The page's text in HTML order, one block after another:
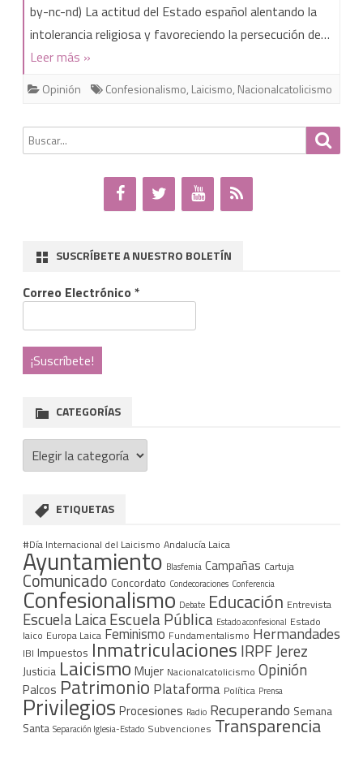
de
España
atónita
al
revival
nacionalcatolicismo
país
by-nc-nd) La actitud del Estado español alentando la
intolerancia religiosa y favoreciendo la persecución de…
Leer más »
Opinión Confesionalismo, Laicismo, Nacionalcatolicismo
Buscar
por:
SUSCRÍBETE A NUESTRO BOLETÍN
Correo Electrónico *
CATEGORÍAS
Categorías
ETIQUETAS
#Día Internacional del Laicismo Andalucía Laica
Ayuntamiento Blasfemia Campañas Cartuja
Comunicado Concordato Condecoraciones Conferencia
Confesionalismo Debate Educación Entrevista
Escuela LaicaEscuela Pública Estado aconfesional Estado
laico Europa Laica Feminismo Fundamentalismo Hermandades
IBI Impuestos Inmatriculaciones IRPFJerez
Justicia Laicismo Mujer Nacionalcatolicismo Opinión
Palcos Patrimonio Plataforma Política Prensa
Privilegios Procesiones Radio Recuperando Semana
Santa Separación Iglesia-Estado Subvenciones Transparencia